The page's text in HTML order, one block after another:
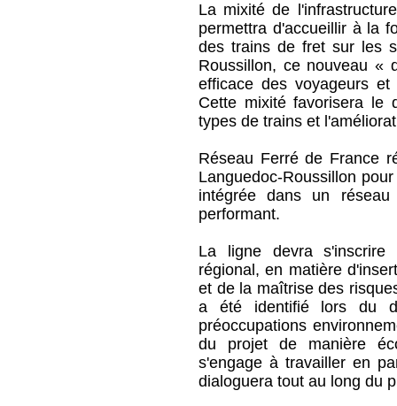
La mixité de
permettra d'accueillir à la
des trains de fret sur les
Roussillon, ce nouveau «
efficace des voyageurs
Cette mixité favorisera le
types de trains et
Réseau Ferré de France
Languedoc-Roussillon
intégrée dans un
performant.
La ligne devra s'inscrire
régional, en matière
et de la maîtrise des
a été identifié lors du
préoccupations
du projet de manière
s'engage à travailler en
dialoguera tout au long du